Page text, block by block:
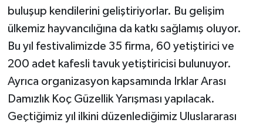
buluşup kendilerini geliştiriyorlar. Bu gelişim
ülkemiz hayvancılığına da katkı sağlamış oluyor.
Bu yıl festivalimizde 35 firma, 60 yetiştirici ve
200 adet kafesli tavuk yetiştiricisi bulunuyor.
Ayrıca organizasyon kapsamında Irklar Arası
Damızlık Koç Güzellik Yarışması yapılacak.
Geçtiğimiz yıl ilkini düzenlediğimiz Uluslararası